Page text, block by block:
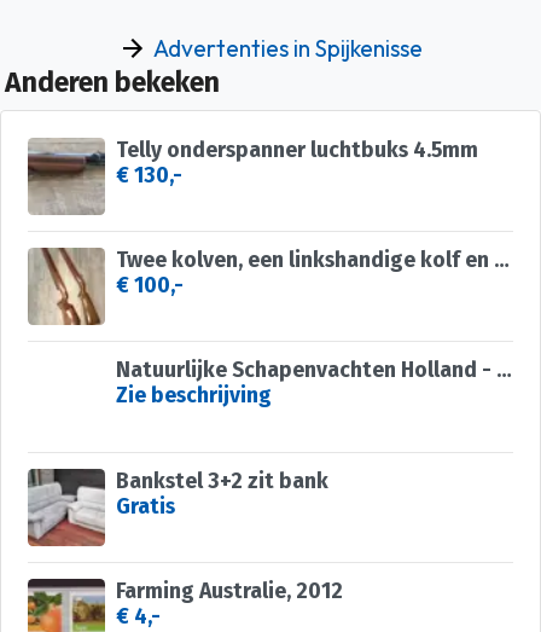
Advertenties in Spijkenisse
Anderen bekeken
Telly onderspanner luchtbuks 4.5mm
€ 130,-
Twee kolven, een linkshandige kolf en Ruger 10/22 kolf
€ 100,-
Natuurlijke Schapenvachten Holland - Texels Tapijt Tapijt
Zie beschrijving
Bankstel 3+2 zit bank
Gratis
Farming Australie, 2012
€ 4,-